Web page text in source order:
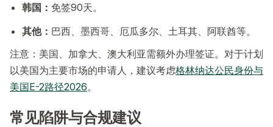
韩国： 免签90天。
其他： 巴西、墨西哥、厄瓜多尔、土耳其、阿联酋等。
注意：美国、加拿大、澳大利亚需额外办理签证。对于计划
以美国为主要市场的申请人，建议考虑格林纳达公民身份与
美国E-2路径2026。
常见陷阱与合规建议